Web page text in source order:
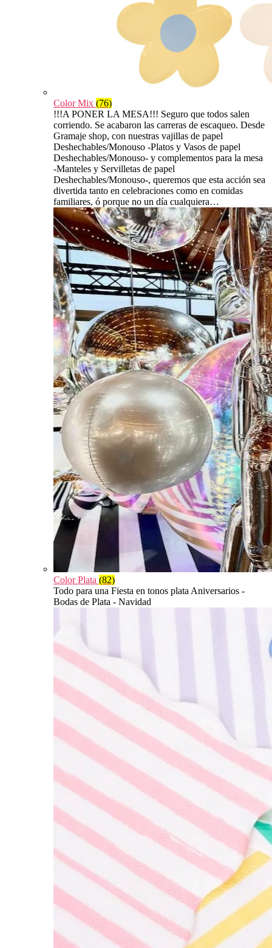
Color Mix (76)
!!!A PONER LA MESA!!! Seguro que todos salen
corriendo. Se acabaron las carreras de escaqueo. Desde
Gramaje shop, con nuestras vajillas de papel
Deshechables/Monouso -Platos y Vasos de papel
Deshechables/Monouso- y complementos para la mesa
-Manteles y Servilletas de papel
Deshechables/Monouso-, queremos que esta acción sea
divertida tanto en celebraciones como en comidas
familiares, ó porque no un día cualquiera…
Color Plata (82)
Todo para una Fiesta en tonos plata Aniversarios -
Bodas de Plata - Navidad